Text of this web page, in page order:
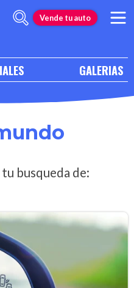
Vende tu auto
GALERIAS
busqueda de: